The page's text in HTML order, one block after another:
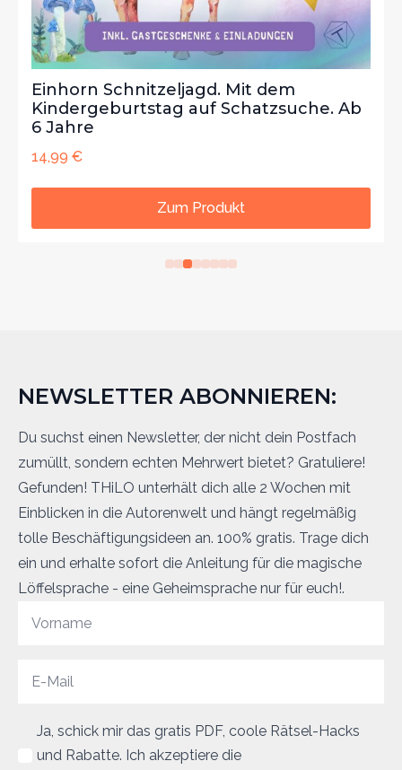
Einhorn Schnitzeljagd. Mit dem
Kindergeburtstag auf Schatzsuche. Ab
6 Jahre
14,99 €
Zum Produkt
NEWSLETTER ABONNIEREN:
Du suchst einen Newsletter, der nicht dein Postfach
zumüllt, sondern echten Mehrwert bietet? Gratuliere!
Gefunden! THiLO unterhält dich alle 2 Wochen mit
Einblicken in die Autorenwelt und hängt regelmäßig
tolle Beschäftigungsideen an. 100% gratis. Trage dich
ein und erhalte sofort die Anleitung für die magische
Löffelsprache - eine Geheimsprache nur für euch!.
Ja, schick mir das gratis PDF, coole Rätsel-Hacks
und Rabatte. Ich akzeptiere die